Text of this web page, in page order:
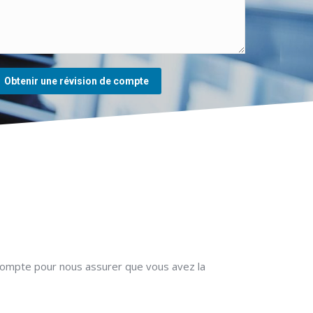
Obtenir une révision de compte
pour nous assurer que vous avez la